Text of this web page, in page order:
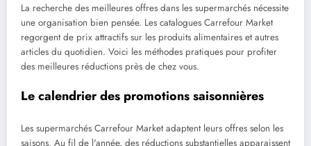
La recherche des meilleures offres dans les supermarchés nécessite
une organisation bien pensée. Les catalogues Carrefour Market
regorgent de prix attractifs sur les produits alimentaires et autres
articles du quotidien. Voici les méthodes pratiques pour profiter
des meilleures réductions près de chez vous.
Le calendrier des promotions saisonnières
Les supermarchés Carrefour Market adaptent leurs offres selon les
saisons. Au fil de l'année, des réductions substantielles apparaissent